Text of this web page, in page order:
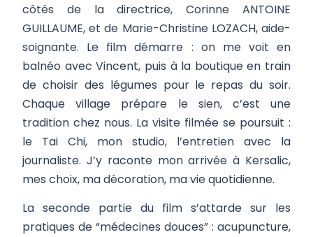
côtés de la directrice, Corinne ANTOINE
GUILLAUME, et de Marie-Christine LOZACH, aide-
soignante. Le film démarre : on me voit en
balnéo avec Vincent, puis à la boutique en train
de choisir des légumes pour le repas du soir.
Chaque village prépare le sien, c’est une
tradition chez nous. La visite filmée se poursuit :
le Tai Chi, mon studio, l’entretien avec la
journaliste. J’y raconte mon arrivée à Kersalic,
mes choix, ma décoration, ma vie quotidienne.
La seconde partie du film s’attarde sur les
pratiques de “médecines douces” : acupuncture,